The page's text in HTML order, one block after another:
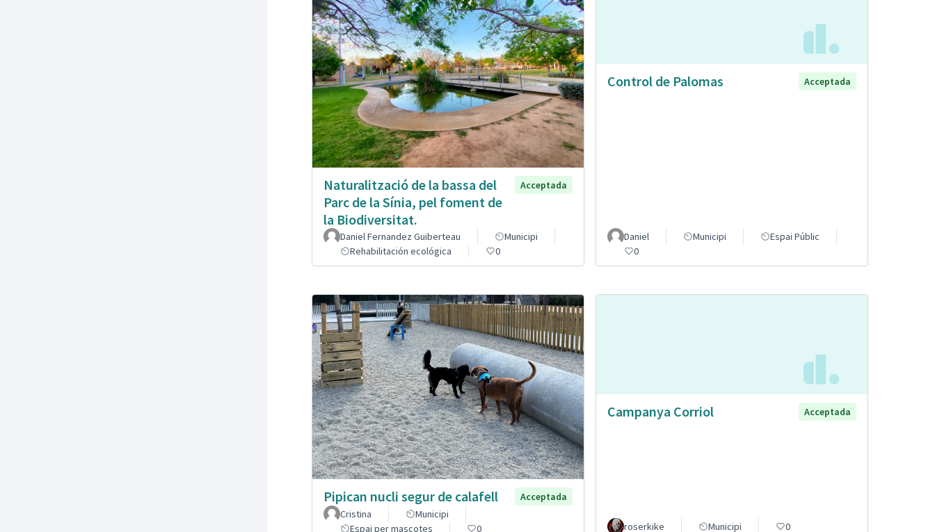
Naturalització de la bassa del
Parc de la Sínia, pel foment de
la Biodiversitat.
Acceptada
Daniel Fernandez Guiberteau
Municipi
Rehabilitación ecológica
0
Control de Palomas Acceptada
Daniel Municipi
Espai Públic
0
Pipican nucli segur de calafell
Acceptada
Cristina
Municipi
Espai per mascotes
0
Campanya Corriol Acceptada
roserkike Municipi 0